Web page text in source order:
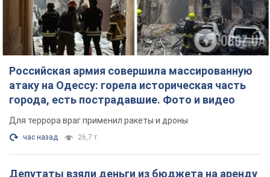
Депутаты взяли деньги из бюджета на аренду
элитных квартир в Киеве: кто из
парламентариев просил средства и где
Как работает особая социальная гарантия и кто ею
пользуется
3 часа назад 48,8 т.
Российская армия обстреляла два соседних
многоэтажных дома в Харькове: двое
погибших, более 20 пострадавших